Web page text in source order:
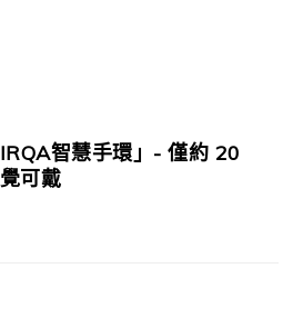
智慧手環」- 僅約 20
可戴